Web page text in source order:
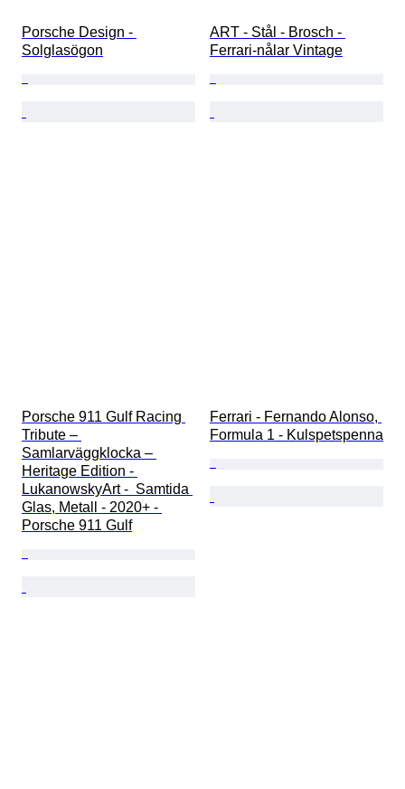
Porsche Design -
Solglasögon
ART - Stål - Brosch -
Ferrari-nålar Vintage
Porsche 911 Gulf Racing
Tribute –
Samlarväggklocka –
Heritage Edition -
LukanowskyArt -  Samtida
Glas, Metall - 2020+ -
Porsche 911 Gulf
Ferrari - Fernando Alonso,
Formula 1 - Kulspetspenna